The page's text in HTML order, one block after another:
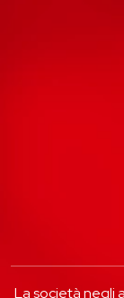
La società negli